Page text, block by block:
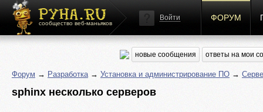
сообщество веб-маньяков
Войти ФОРУМ
новые сообщения ответы на мои
Форум → Разработка→ Установка и администрирование ПО →
sphinx несколько серверов